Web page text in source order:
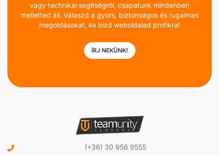
vagy technikai segítségről, csapatunk mindenben
melletted áll. Válaszd a gyors, biztonságos és rugalmas
megoldásokat, és bízd weboldalad profikra!
ÍRJ NEKÜNK!
(+36) 30 956 9555